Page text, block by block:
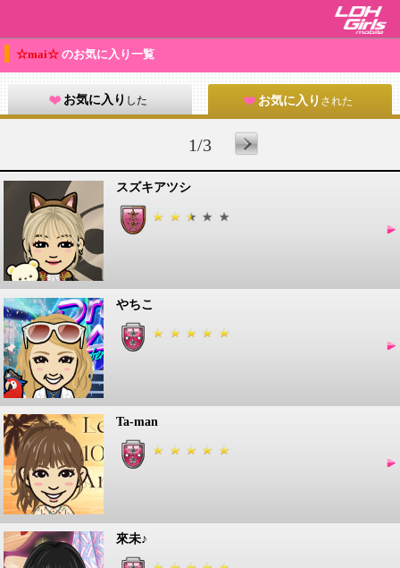
☆mai☆ のお気に入り一覧
お気に入り した お気に入り された
1/3
スズキアツシ
やちこ
Ta-man
來未♪